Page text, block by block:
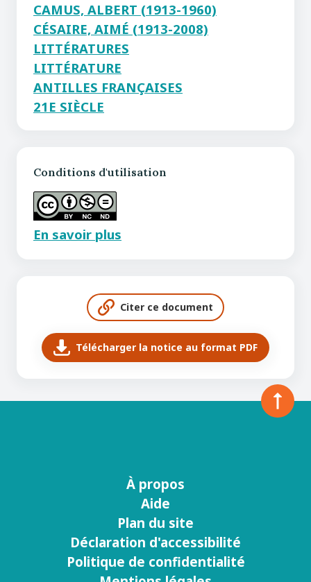
CAMUS, ALBERT (1913-1960)
CÉSAIRE, AIMÉ (1913-2008)
LITTÉRATURES
LITTÉRATURE
ANTILLES FRANÇAISES
21E SIÈCLE
Conditions d'utilisation
En savoir plus
Citer ce document
Télécharger la notice au format PDF
À propos
Aide
Plan du site
Déclaration d'accessibilité
Politique de confidentialité